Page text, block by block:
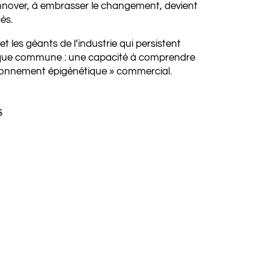
à embrasser le changement, devient
les géants de l’industrie qui persistent
commune : une capacité à comprendre
épigénétique » commercial.